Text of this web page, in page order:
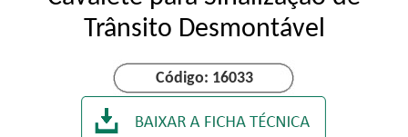
Trânsito Desmontável
Código: 16033